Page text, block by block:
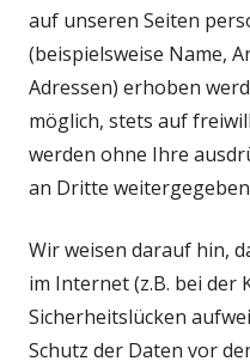
auf unseren Seiten
(beispielsweise Name,
Adressen) erhoben
möglich, stets auf
werden ohne Ihre
an Dritte
Wir weisen darauf hin,
im Internet (z.B. bei der
Sicherheitslücken
Schutz der Daten vor